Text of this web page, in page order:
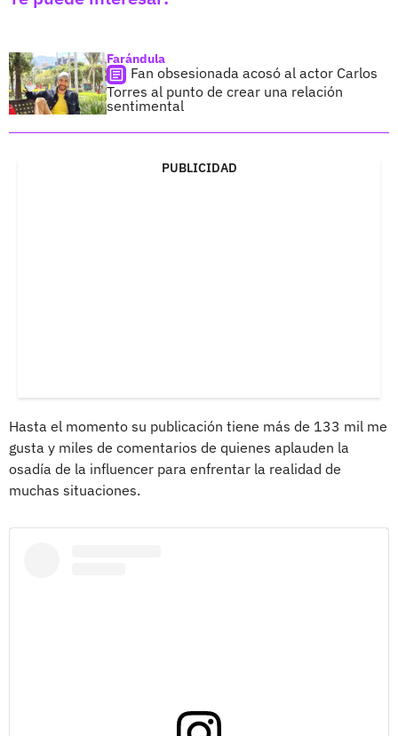
Farándula
Fan obsesionada acosó al actor Carlos
Torres al punto de crear una relación
sentimental
PUBLICIDAD
Hasta el momento su publicación tiene más de 133 mil me
gusta y miles de comentarios de quienes aplauden la
osadía de la influencer para enfrentar la realidad de
muchas situaciones.